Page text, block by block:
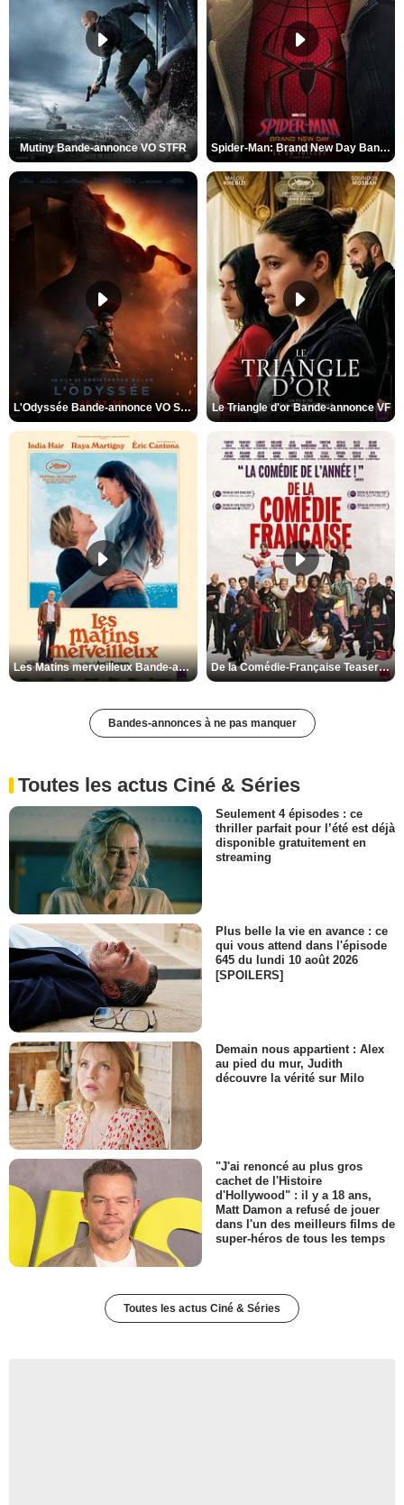
Mutiny Bande-annonce VO STFR Spider-Man: Brand New Day Bande-annonce VO STFR
L'Odyssée Bande-annonce VO STFR Le Triangle d'or Bande-annonce VF
Les Matins merveilleux Bande-annonce VF De la Comédie-Française Teaser VF
Bandes-annonces à ne pas manquer
Toutes les actus Ciné & Séries
Seulement 4 épisodes : ce
thriller parfait pour l’été est déjà
disponible gratuitement en
streaming
Plus belle la vie en avance : ce
qui vous attend dans l'épisode
645 du lundi 10 août 2026
[SPOILERS]
Demain nous appartient : Alex
au pied du mur, Judith
découvre la vérité sur Milo
"J'ai renoncé au plus gros
cachet de l'Histoire
d'Hollywood" : il y a 18 ans,
Matt Damon a refusé de jouer
dans l'un des meilleurs films de
super-héros de tous les temps
Toutes les actus Ciné & Séries